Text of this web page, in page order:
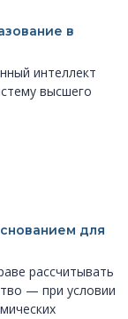
в
интеллект
высшего
для
рассчитывать
— при условии